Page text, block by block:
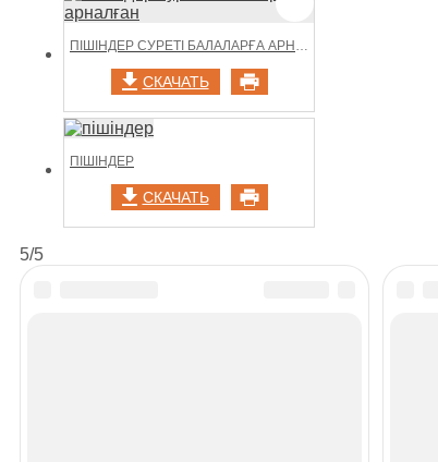
ПІШІНДЕР СУРЕТІ БАЛАЛАРҒА АРНАЛҒАН
СКАЧАТЬ
ПІШІНДЕР
СКАЧАТЬ
5/5